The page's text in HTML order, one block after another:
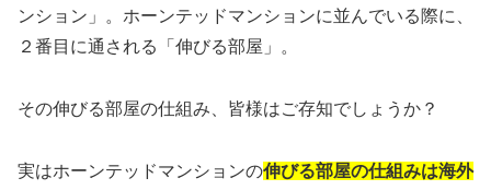
ンション」。ホーンテッドマンションに並んでいる際に、
２番目に通される「伸びる部屋」。
その伸びる部屋の仕組み、皆様はご存知でしょうか？
実はホーンテッドマンションの伸びる部屋の仕組みは海外